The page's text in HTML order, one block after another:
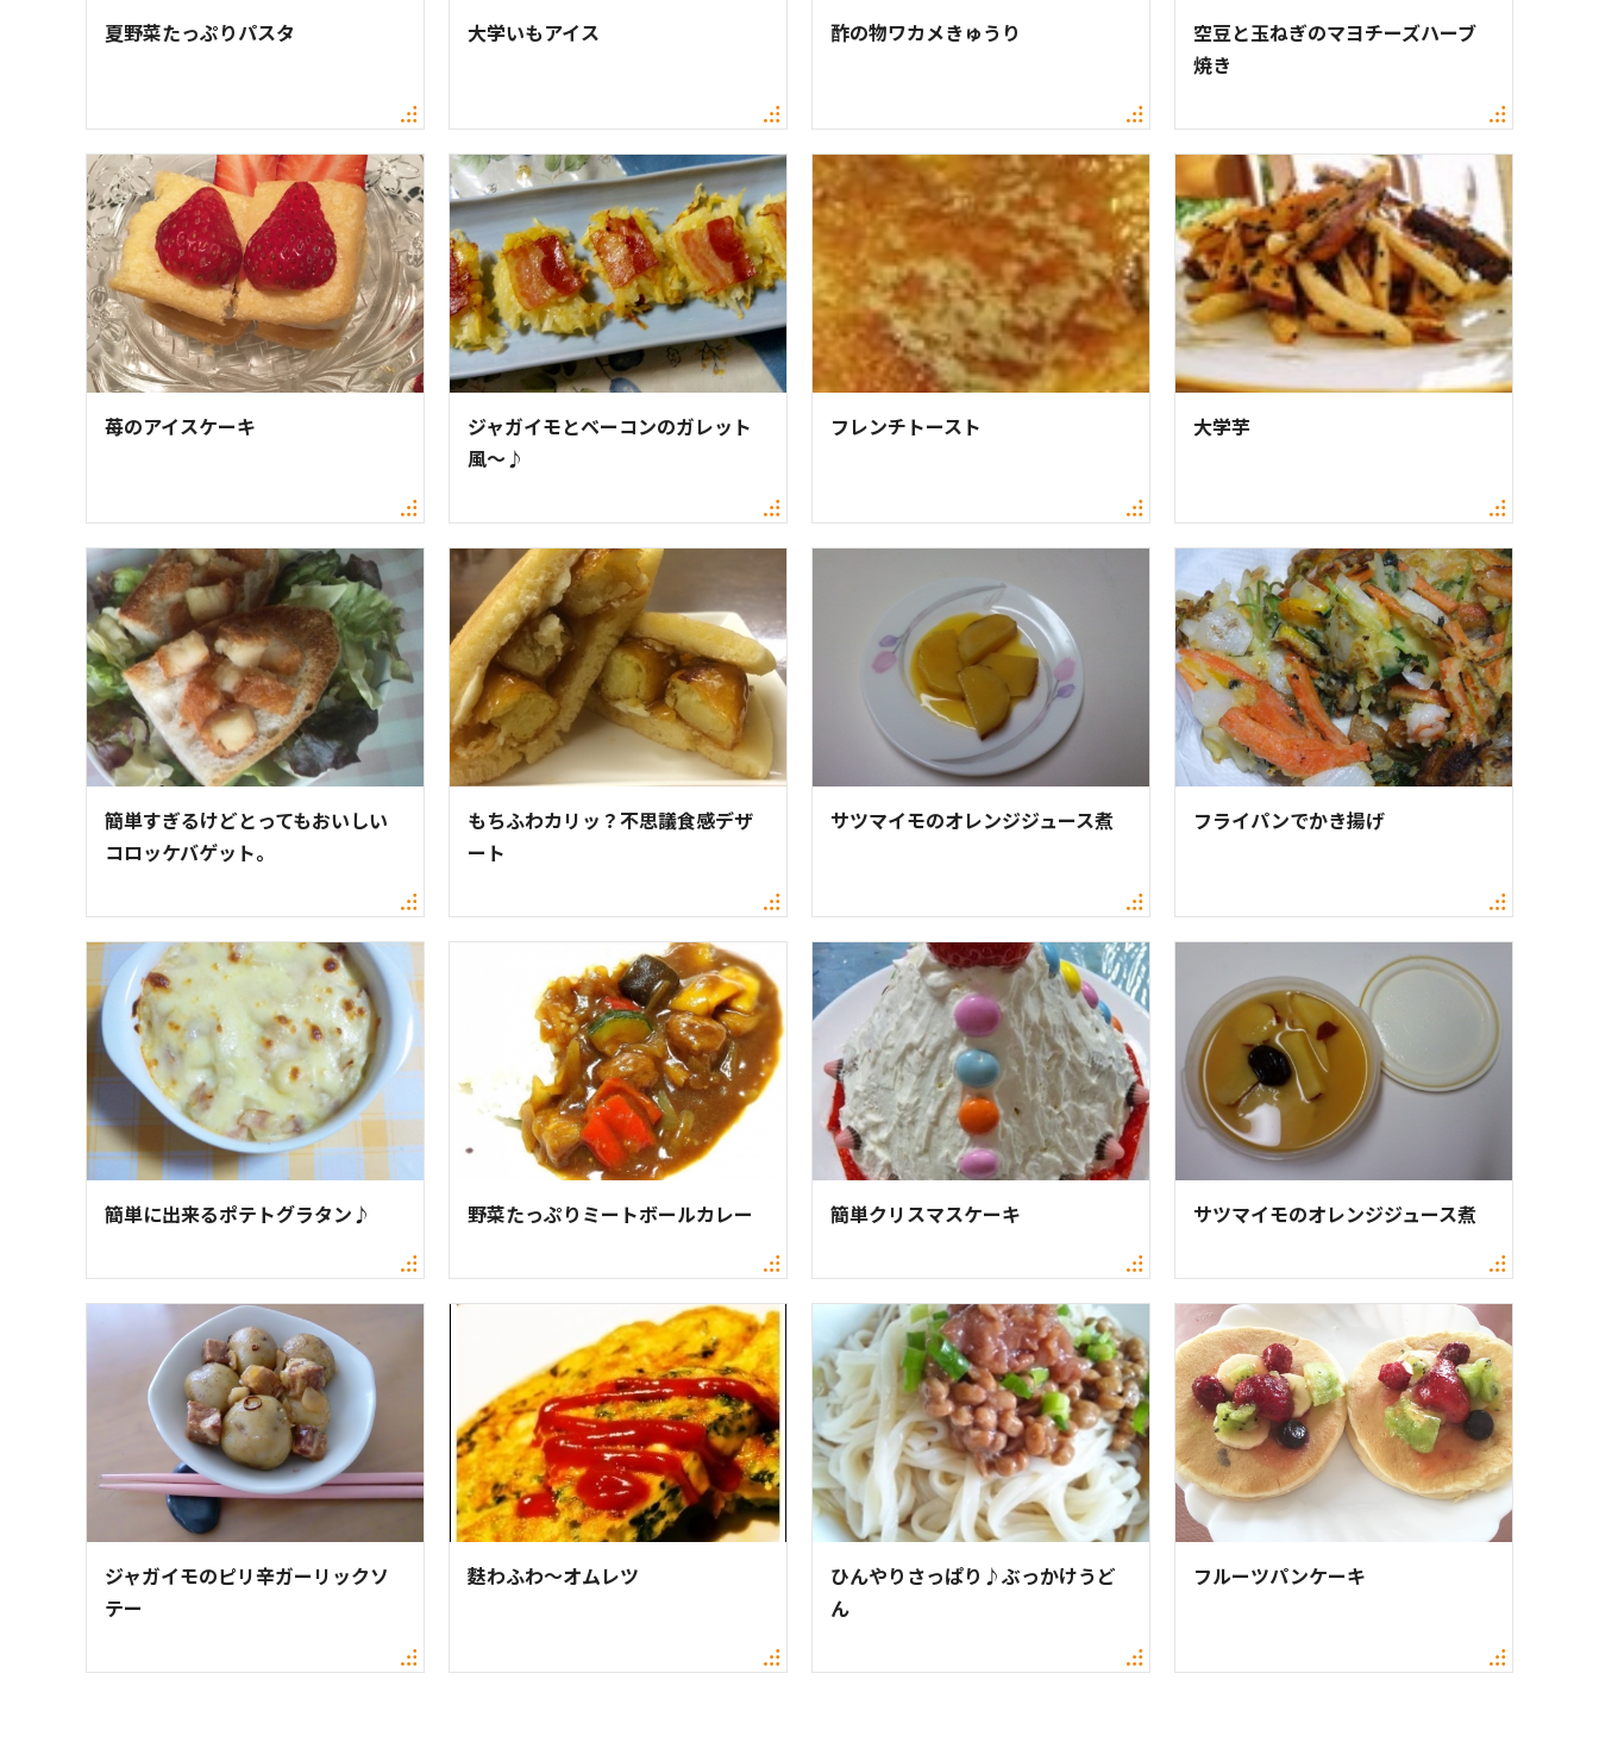
夏野菜たっぷりパスタ 大学いもアイス 酢の物ワカメきゅうり
空豆と玉ねぎのマヨチーズハーブ
焼き
苺のアイスケーキ
ジャガイモとベーコンのガレット
風～♪
フレンチトースト 大学芋
簡単すぎるけどとってもおいしい
コロッケバゲット。
もちふわカリッ？不思議食感デザ
ート
サツマイモのオレンジジュース煮 フライパンでかき揚げ
簡単に出来るポテトグラタン♪ 野菜たっぷりミートボールカレー 簡単クリスマスケーキ サツマイモのオレンジジュース煮
ジャガイモのピリ辛ガーリックソ
テー
麩わふわ～オムレツ
ひんやりさっぱり♪ぶっかけうど
ん
フルーツパンケーキ